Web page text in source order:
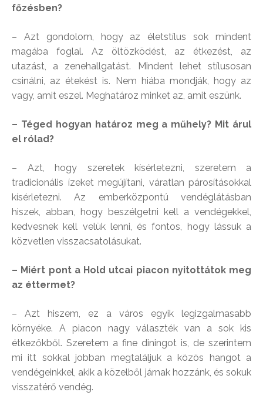
főzésben?
– Azt gondolom, hogy az életstílus sok mindent
magába foglal. Az öltözködést, az étkezést, az
utazást, a zenehallgatást. Mindent lehet stílusosan
csinálni, az étekést is. Nem hiába mondják, hogy az
vagy, amit eszel. Meghatároz minket az, amit eszünk.
– Téged hogyan határoz meg a műhely? Mit árul
el rólad?
– Azt, hogy szeretek kísérletezni, szeretem a
tradicionális ízeket megújítani, váratlan párosításokkal
kísérletezni. Az emberközpontú vendéglátásban
hiszek, abban, hogy beszélgetni kell a vendégekkel,
kedvesnek kell velük lenni, és fontos, hogy lássuk a
közvetlen visszacsatolásukat.
– Miért pont a Hold utcai piacon nyitottátok meg
az éttermet?
– Azt hiszem, ez a város egyik legizgalmasabb
környéke. A piacon nagy választék van a sok kis
étkezőkből. Szeretem a fine diningot is, de szerintem
mi itt sokkal jobban megtaláljuk a közös hangot a
vendégeinkkel, akik a közelből járnak hozzánk, és sokuk
visszatérő vendég.